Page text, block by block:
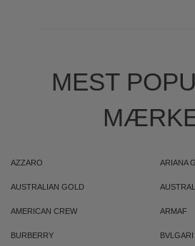
MEST
AZZARO ARIANA
AUSTRALIAN GOLD
AMERICAN CREW ARMAF
BURBERRY BVLGARI